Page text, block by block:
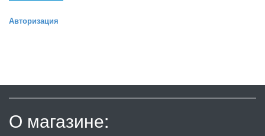
Авторизация
О магазине: